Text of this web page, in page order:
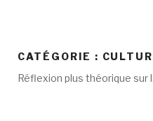
CATÉGORIE :
Réflexion plus théorique sur